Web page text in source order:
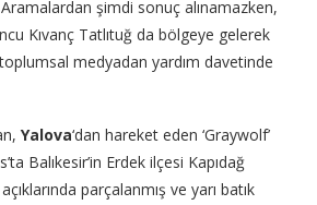
şimdi sonuç alınamazken,
Kıvanç Tatlıtuğ da bölgeye gelerek
toplumsal medyadan yardım davetinde
Yalova‘dan hareket eden ‘Graywolf’
Balıkesir’in Erdek ilçesi Kapıdağ
parçalanmış ve yarı batık